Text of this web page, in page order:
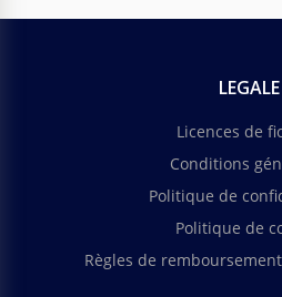
LEGALE
Licences de
Conditions
Politique de
Politique de
Règles de